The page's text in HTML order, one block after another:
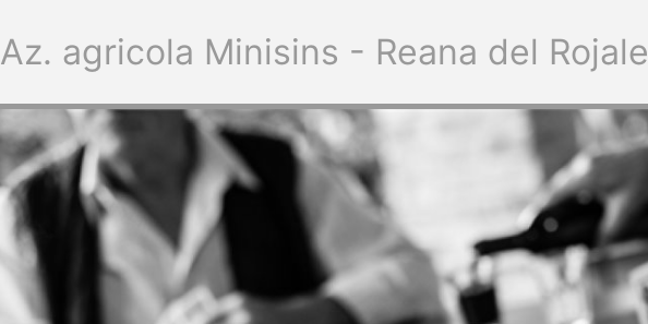
Az. agricola Minisins - Reana del Rojale